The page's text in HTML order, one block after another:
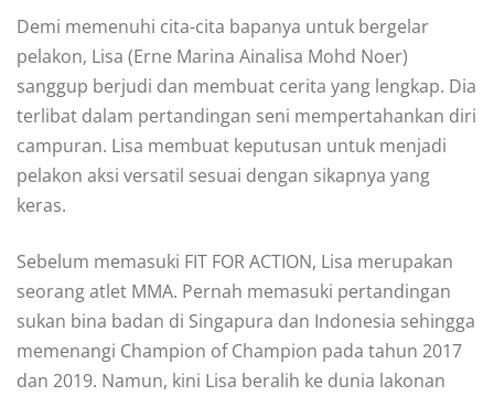
Demi memenuhi cita-cita bapanya untuk bergelar
pelakon, Lisa (Erne Marina Ainalisa Mohd Noer)
sanggup berjudi dan membuat cerita yang lengkap. Dia
terlibat dalam pertandingan seni mempertahankan diri
campuran. Lisa membuat keputusan untuk menjadi
pelakon aksi versatil sesuai dengan sikapnya yang
keras.
Sebelum memasuki FIT FOR ACTION, Lisa merupakan
seorang atlet MMA. Pernah memasuki pertandingan
sukan bina badan di Singapura dan Indonesia sehingga
memenangi Champion of Champion pada tahun 2017
dan 2019. Namun, kini Lisa beralih ke dunia lakonan